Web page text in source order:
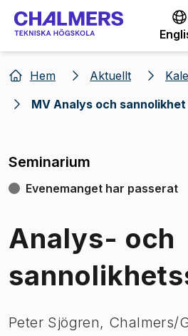
Gå till
Hem Aktuellt
MV Analys och sannolikhet
Seminarium
Evenemanget har passerat
Analys- och
Peter Sjögren, Chalmers/